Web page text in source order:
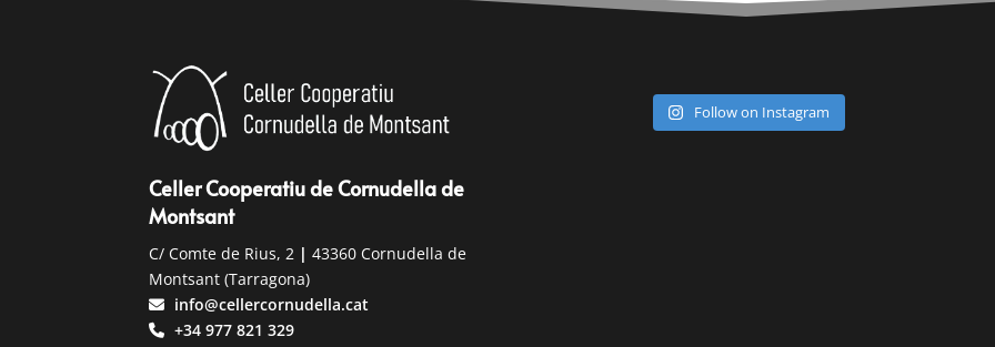
Celler Cooperatiu de Cornudella de
Montsant
C/ Comte de Rius, 2 | 43360 Cornudella de
Montsant (Tarragona)
info@cellercornudella.cat
+34 977 821 329
Follow on Instagram